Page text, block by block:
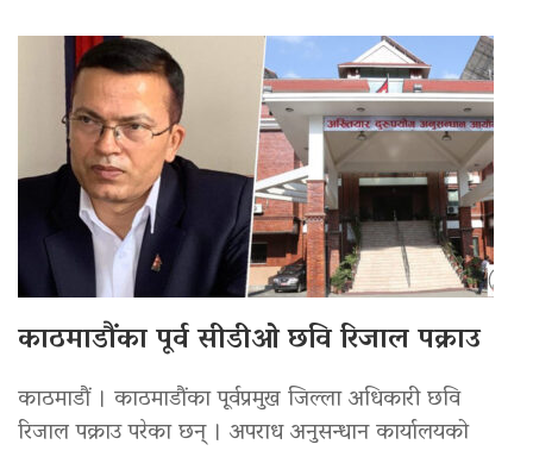
काठमाडौंका पूर्व सीडीओ छवि रिजाल पक्राउ
काठमाडौं । काठमाडौंका पूर्वप्रमुख जिल्ला अधिकारी छवि
रिजाल पक्राउ परेका छन् । अपराध अनुसन्धान कार्यालयको